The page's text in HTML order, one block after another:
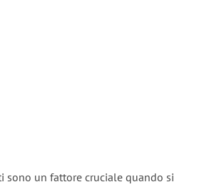
sono un fattore cruciale quando si